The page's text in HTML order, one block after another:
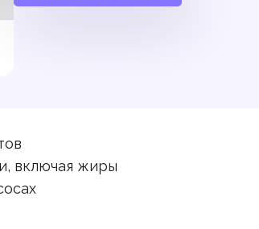
включая жиры